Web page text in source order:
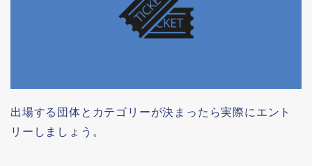
出場する団体とカテゴリーが決まったら実際にエント
リーしましょう。